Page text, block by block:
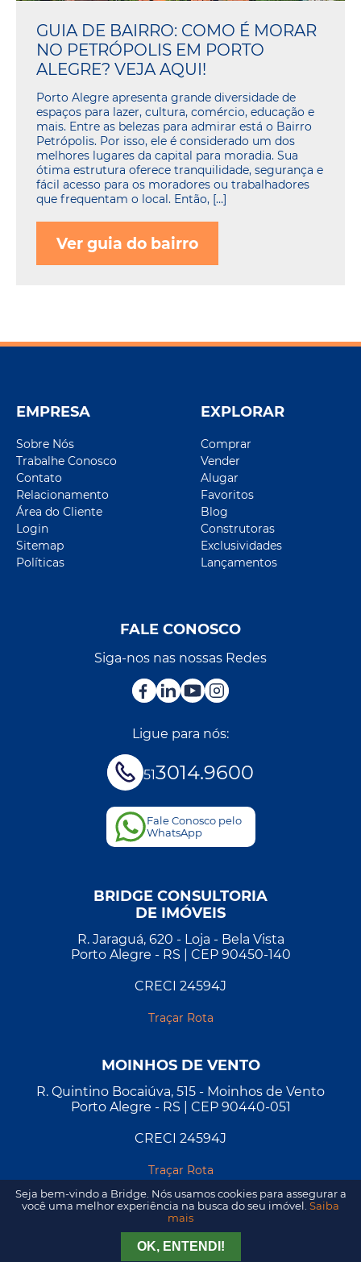
GUIA DE BAIRRO: COMO É MORAR
NO PETRÓPOLIS EM PORTO
ALEGRE? VEJA AQUI!
Porto Alegre apresenta grande diversidade de
espaços para lazer, cultura, comércio, educação e
mais. Entre as belezas para admirar está o Bairro
Petrópolis. Por isso, ele é considerado um dos
melhores lugares da capital para moradia. Sua
ótima estrutura oferece tranquilidade, segurança e
fácil acesso para os moradores ou trabalhadores
que frequentam o local. Então, […]
Ver guia do bairro
Tirar Dúvida Agendar Visita
EMPRESA
Sobre Nós
Trabalhe Conosco
Contato
Relacionamento
Área do Cliente
Login
Sitemap
Políticas
EXPLORAR
Comprar
Vender
Alugar
Favoritos
Blog
Construtoras
Exclusividades
Lançamentos
FALE CONOSCO
Siga-nos nas nossas Redes
Ligue para nós:
513014.9600
Fale Conosco pelo
WhatsApp
BRIDGE CONSULTORIA
DE IMÓVEIS
R. Jaraguá, 620 - Loja - Bela Vista
Porto Alegre - RS | CEP 90450-140
CRECI 24594J
Traçar Rota
MOINHOS DE VENTO
R. Quintino Bocaiúva, 515 - Moinhos de Vento
Porto Alegre - RS | CEP 90440-051
CRECI 24594J
Traçar Rota
Seja bem-vindo a Bridge. Nós usamos cookies para assegurar a
você uma melhor experiência na busca do seu imóvel. Saiba
mais
OK, ENTENDI!